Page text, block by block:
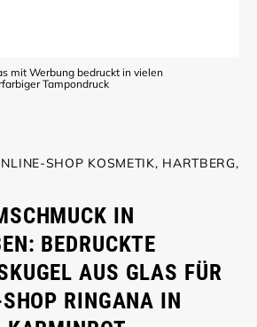
mit Werbung bedruckt in vielen
Tampondruck
SHOP KOSMETIK, HARTBERG,
IN
BEDRUCKTE
AUS GLAS FÜR
RINGANA IN